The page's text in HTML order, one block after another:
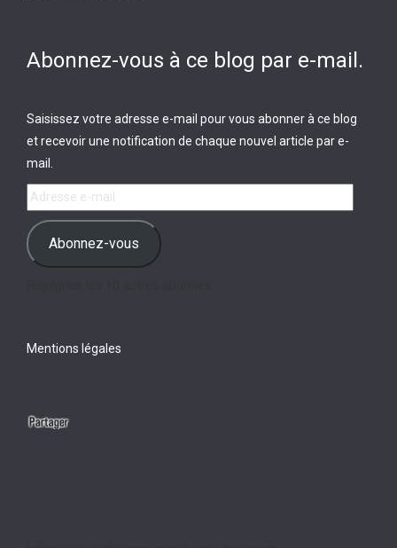
Abonnez-vous à ce blog par e-mail.
Saisissez votre adresse e-mail pour vous abonner à ce blog
et recevoir une notification de chaque nouvel article par e-
mail.
Adresse
e-
mail Abonnez-vous
Mentions légales